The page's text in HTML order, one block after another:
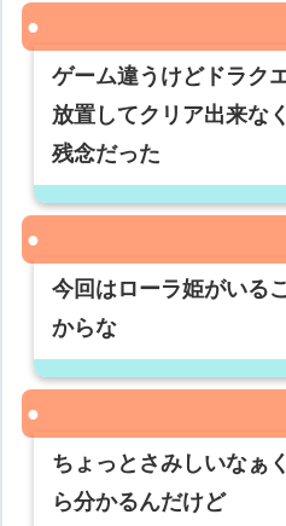
ゲーム違うけどドラク
放置してクリア出来な
残念だった
今回はローラ姫がいる
からな
ちょっとさみしいなぁ
ら分かるんだけど